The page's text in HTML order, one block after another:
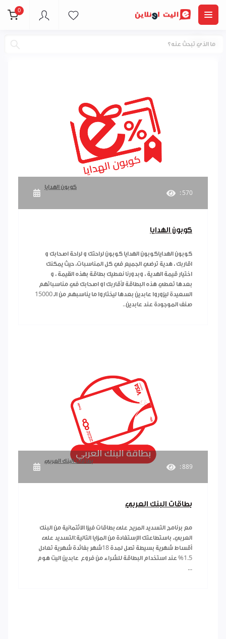
0
خدماتنا
كوبون الهدايا
: 570
كوبون الهدايا
كوبون الهداياكوبون الهدايا كوبون لراحتك و لراحة اصحابك و
اقاربك ، هدية ترضي الجميع في كل المناسبات، حيث يمكنك
اختيار قيمة الهدية ، وبدورنا نعطيك بطاقة بهذه القيمة ، و
بعدها تعطي هذه البطاقة لأقاربك او اصحابك في مناسباتهم
السعيدة ليزوروا عابدين بعدها ليختاروا ما يناسبهم من الـ 15000
صنف الموجودة عند عابدين..
بطاقات البنك العربي
: 889
بطاقات البنك العربي
مع برنامج التسديد المريح على بطاقات فيزا الائتمانية من البنك
العربي، باستطاعتك الإستفادة من المزايا التالية:التسديد على
أقساط شهرية بسيطة تصل لمدة 18شهر بفائدة شهرية تعادل
1.5% عند استخدام البطاقة للشراء من فروع عابدين اليت هوم
...